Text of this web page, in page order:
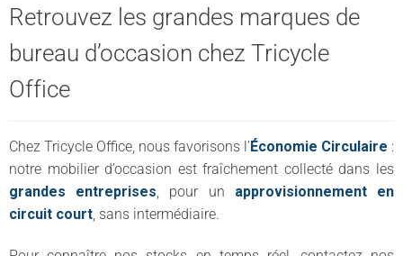
Retrouvez les grandes marques de
bureau d’occasion chez Tricycle
Office
Chez Tricycle Office, nous favorisons l’Économie Circulaire :
notre mobilier d’occasion est fraîchement collecté dans les
grandes entreprises, pour un approvisionnement en
circuit court, sans intermédiaire.